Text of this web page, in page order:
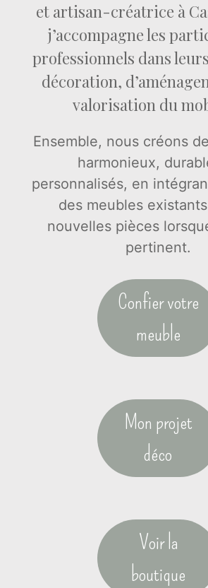
et artisan-créatrice à
j’accompagne les
professionnels dans
décoration,
valorisation du
Ensemble, nous créons
harmonieux,
personnalisés, en
des meubles
nouvelles pièces
pertinent.
Confier votre
meuble
Mon projet
déco
Voir la
boutique